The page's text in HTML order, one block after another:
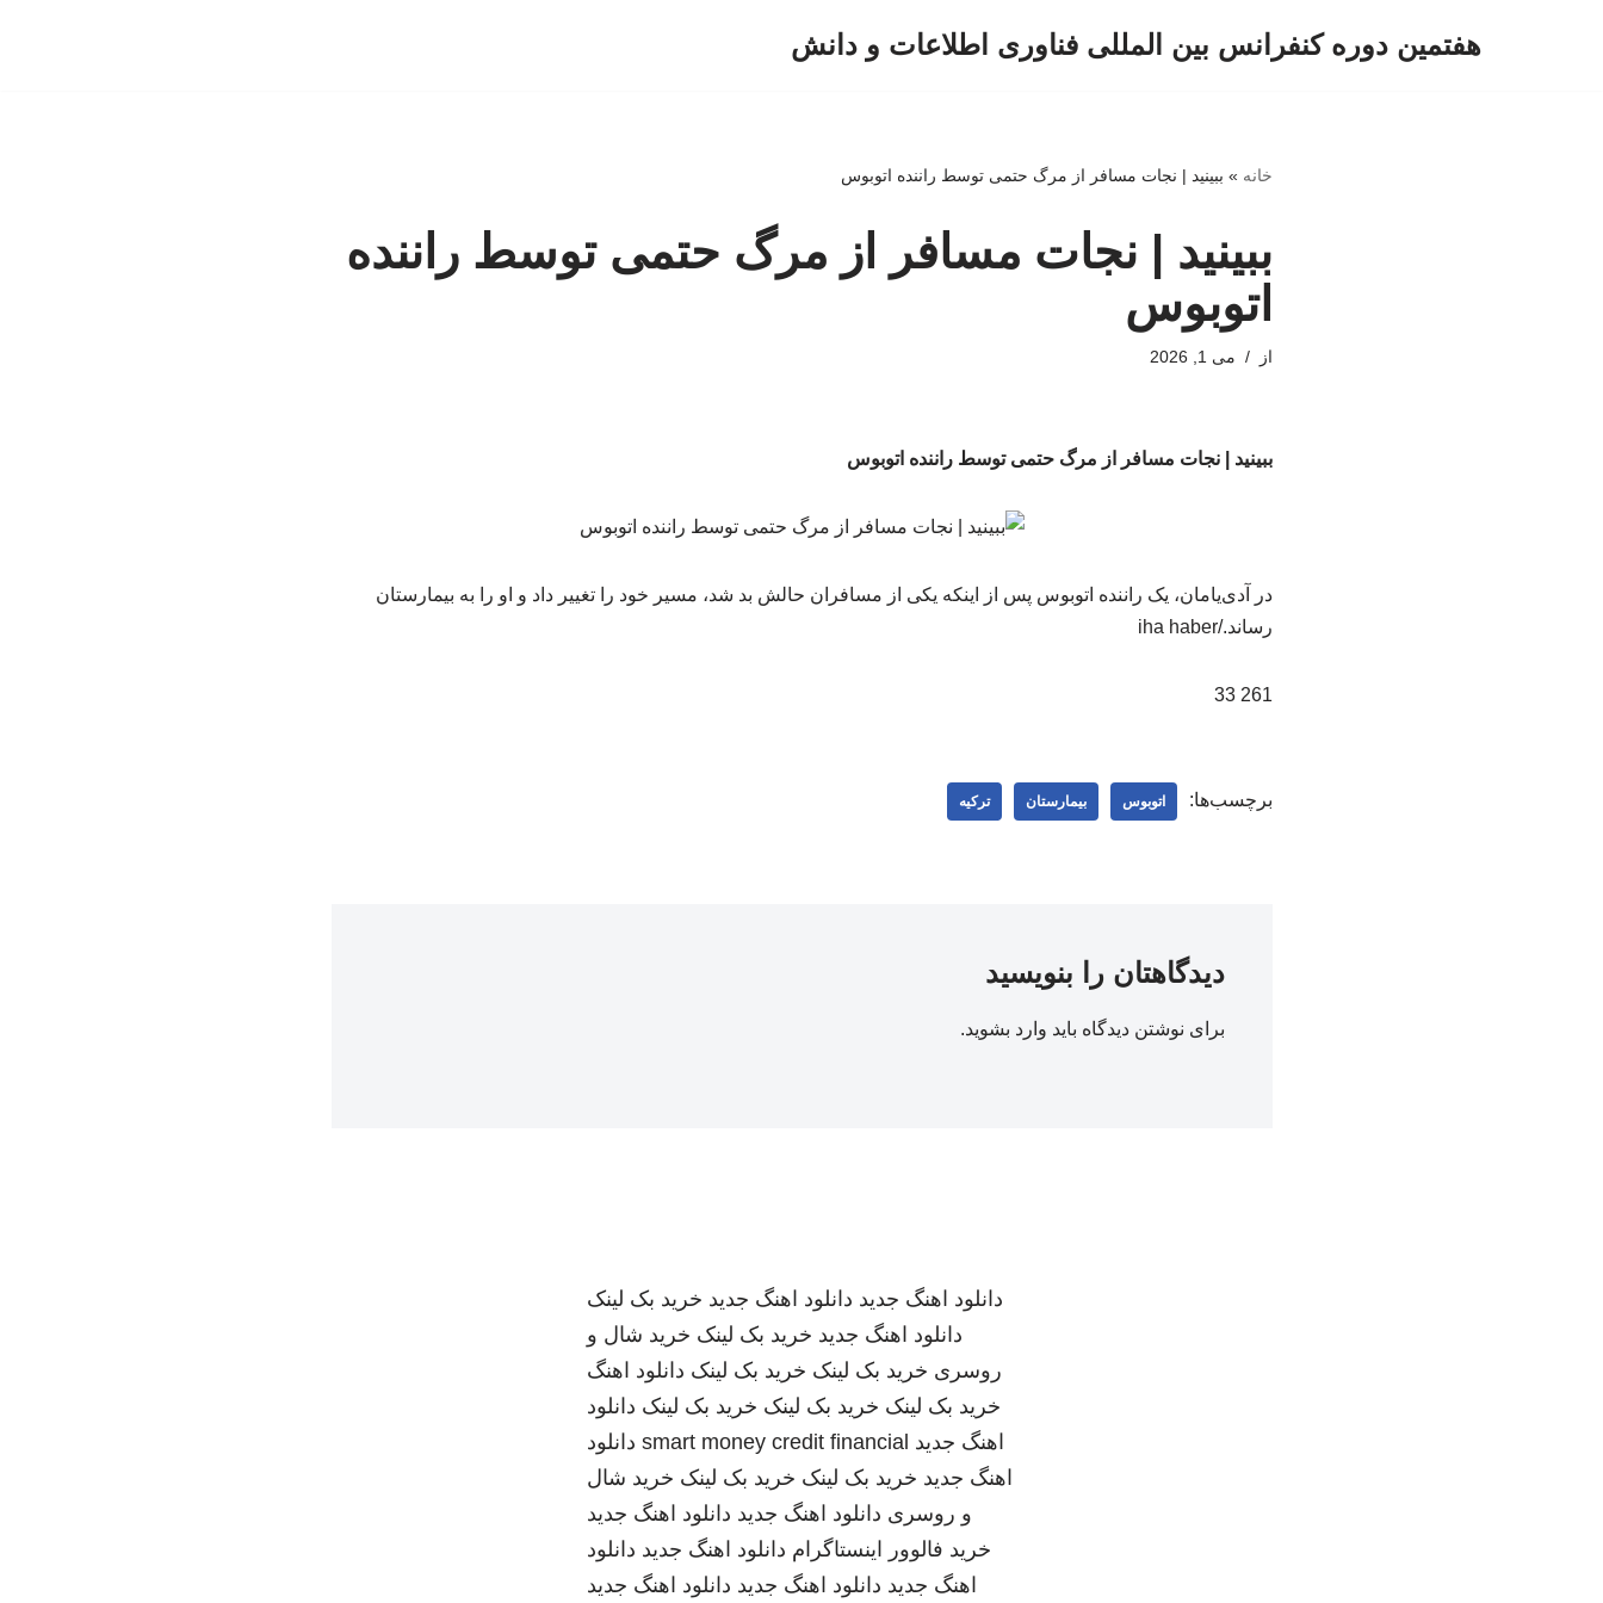
هفتمین دوره کنفرانس بین المللی فناوری اطلاعات و دانش
خانه » ببینید | نجات مسافر از مرگ حتمی توسط راننده اتوبوس
ببینید | نجات مسافر از مرگ حتمی توسط راننده
اتوبوس
از می 1, 2026
ببینید | نجات مسافر از مرگ حتمی توسط راننده اتوبوس
در آدی‌یامان، یک راننده اتوبوس پس از اینکه یکی از مسافران حالش بد شد، مسیر خود را تغییر داد و او را به بیمارستان
رساند./iha haber
261 33
برچسب‌ها: اتوبوس بیمارستان ترکیه
دیدگاهتان را بنویسید
برای نوشتن دیدگاه باید وارد بشوید.
دانلود اهنگ جدید دانلود اهنگ جدید خرید بک لینک
دانلود اهنگ جدید خرید بک لینک خرید شال و
روسری خرید بک لینک خرید بک لینک دانلود اهنگ
خرید بک لینک خرید بک لینک خرید بک لینک دانلود
اهنگ جدید smart money credit financial دانلود
اهنگ جدید خرید بک لینک خرید بک لینک خرید شال
و روسری دانلود اهنگ جدید دانلود اهنگ جدید
خرید فالوور اینستاگرام دانلود اهنگ جدید دانلود
اهنگ جدید دانلود اهنگ جدید دانلود اهنگ جدید